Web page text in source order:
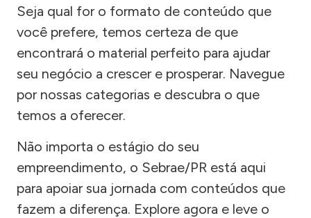
Seja qual for o formato de conteúdo que
você prefere, temos certeza de que
encontrará o material perfeito para ajudar
seu negócio a crescer e prosperar. Navegue
por nossas categorias e descubra o que
temos a oferecer.
Não importa o estágio do seu
empreendimento, o Sebrae/PR está aqui
para apoiar sua jornada com conteúdos que
fazem a diferença. Explore agora e leve o